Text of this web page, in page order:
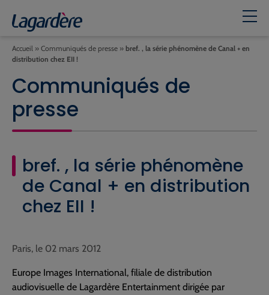
Accueil » Communiqués de presse » bref. , la série phénomène de Canal + en
distribution chez EII !
Communiqués de
presse
bref. , la série phénomène
de Canal + en distribution
chez EII !
Paris, le 02 mars 2012
Europe Images International, filiale de distribution
audiovisuelle de Lagardère Entertainment dirigée par